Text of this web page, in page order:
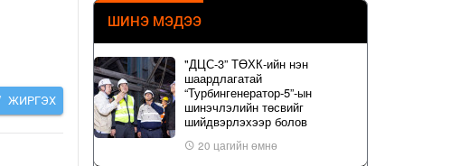
ЖИРГЭХ
ШИНЭ МЭДЭЭ
"ДЦС-3” ТӨХК-ийн нэн
шаардлагатай
“Турбингенератор-5”-ын
шинэчлэлийн төсвийг
шийдвэрлэхээр болов
20 цагийн өмнө